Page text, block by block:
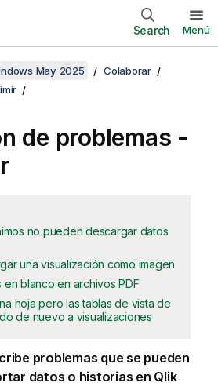
Search Menú
May 2025
Colaborar
de problemas -
no pueden descargar datos
una visualización como imagen
blanco en archivos PDF
hoja pero las tablas de vista de
de nuevo a visualizaciones
problemas que se pueden
datos o historias en Qlik